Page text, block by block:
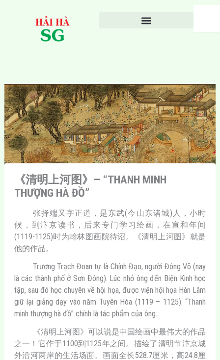
《清明上河图》— “THANH MINH
THƯỢNG HÀ ĐỒ”
张择端又字正道，是东武(今山东诸城)人，小时
候，到汴京读书，后来专门学习绘画，在宣和年间
(1119-1125)时为翰林图画院待诏。《清明上河图》就是
他的作品。
Trương Trạch Đoan tự là Chính Đạo, người Đông Võ (nay
là các thành phố ở Sơn Đông). Lúc nhỏ ông đến Biện Kinh học
tập, sau đó học chuyên về hội họa, được viện hội họa Hàn Lâm
giữ lại giảng dạy vào năm Tuyên Hòa (1119 – 1125). “Thanh
minh thượng hà đồ” chính là tác phẩm của ông.
《清明上河图》可以说是中国绘画中最伟大的作品
之一！它作于1100到1125年之间。描绘了清明节汴京城
外沿河两岸的生活场面。画面全长528.7厘米，高24.8厘